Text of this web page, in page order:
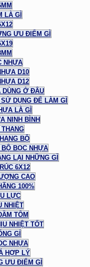
LÀ GÌ
ƯU ĐIỂM GÌ
NHỰA
D10
D12
DÙNG Ở ĐÂU
DỤNG ĐỂ LÀM GÌ
LÀ GÌ
NINH BÌNH
BỘ
BỌC NHỰA
LẠI NHỮNG GÌ
6X12
CAO
100%
LỰC
NHIỆT
TÔM
NHIỆT TỐT
GỈ
NHỰA
HỢP LÝ
ƯU ĐIỂM GÌ